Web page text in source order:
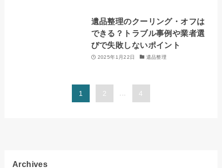
遺品整理のクーリング・オフは
できる？トラブル事例や業者選
びで失敗しないポイント
2025年1月22日 遺品整理
1 2 4
Archives